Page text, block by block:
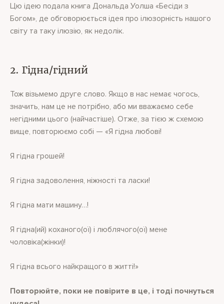
Цю ідею подала книга Дональда Уолша «Бесіди з
Богом», де обговорюється ідея про ілюзорність нашого
світу та таку ілюзію, як недолік.
2. Гідна/гідний
Тож візьмемо друге слово. Якщо в нас немає чогось,
значить, нам це не потрібно, або ми вважаємо себе
негідними цього (найчастіше). Отже, за тією ж схемою
вище, повторюємо собі — «Я гідна любові!
Я гідна грошей!
Я гідна задоволення, ніжності та ласки!
Я гідна мати машину…!
Я гідна(ий) коханого(ої) і люблячого(ої) мене
чоловіка(жінки)!
Я гідна всього найкращого в житті!»
Повторюйте, поки не повірите в це, і тоді почнуться